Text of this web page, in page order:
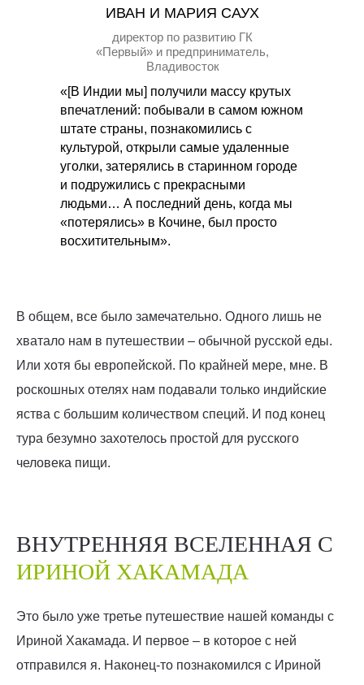
«[В Индии мы] получили массу крутых
впечатлений: побывали в самом южном
штате страны, познакомились с
культурой, открыли самые удаленные
уголки, затерялись в старинном городе
и подружились с прекрасными
людьми… А последний день, когда мы
«потерялись» в Кочине, был просто
восхитительным».
ИВАН И МАРИЯ САУХ
директор по развитию ГК
«Первый» и предприниматель,
Владивосток
В общем, все было замечательно. Одного лишь не
хватало нам в путешествии – обычной русской еды.
Или хотя бы европейской. По крайней мере, мне. В
роскошных отелях нам подавали только индийские
яства с большим количеством специй. И под конец
тура безумно захотелось простой для русского
человека пищи.
ВНУТРЕННЯЯ ВСЕЛЕННАЯ С
ИРИНОЙ ХАКАМАДА
Это было уже третье путешествие нашей команды с
Ириной Хакамада. И первое – в которое с ней
отправился я. Наконец-то познакомился с Ириной